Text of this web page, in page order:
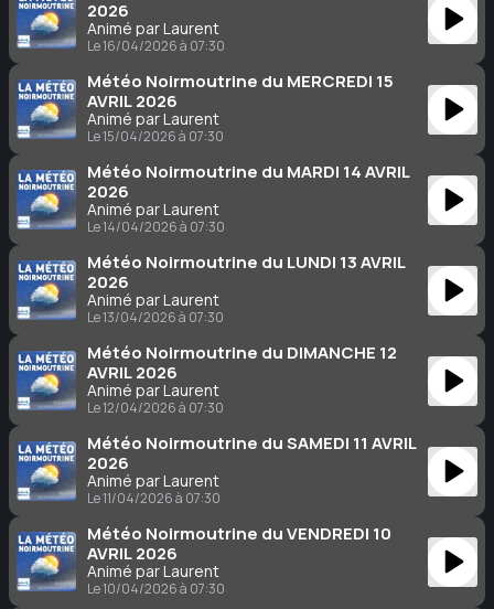
2026
Animé par Laurent
Le 16/04/2026 à 07:30
Météo Noirmoutrine du MERCREDI 15
AVRIL 2026
Animé par Laurent
Le 15/04/2026 à 07:30
Météo Noirmoutrine du MARDI 14 AVRIL
2026
Animé par Laurent
Le 14/04/2026 à 07:30
Météo Noirmoutrine du LUNDI 13 AVRIL
2026
Animé par Laurent
Le 13/04/2026 à 07:30
Météo Noirmoutrine du DIMANCHE 12
AVRIL 2026
Animé par Laurent
Le 12/04/2026 à 07:30
Météo Noirmoutrine du SAMEDI 11 AVRIL
2026
Animé par Laurent
Le 11/04/2026 à 07:30
Météo Noirmoutrine du VENDREDI 10
AVRIL 2026
Animé par Laurent
Le 10/04/2026 à 07:30